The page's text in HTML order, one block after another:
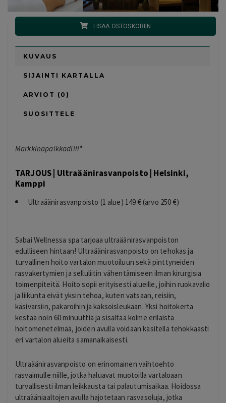
LISÄÄ OSTOSKORIIN
KUVAUS
SIJAINTI KARTALLA
ARVIOT (0)
SUOSITTELE
Markkinapaikkadiili*
TARJOUS | Ultraäänirasvanpoisto | Helsinki,
Kamppi
Ultraäänirasvanpoisto (1 alue) 149 € (arvo 250 €)
Sabai Wellnessa spa tarjoaa ultraäänirasvanpoiston
edulliseen hintaan! Ultraäänirasvanpoisto on tehokas ja
turvallinen hoito vartalon muotoiluun sekä pinttyneiden
rasvakertymien ja selluliitin vähentämiseen ilman kirurgisia
toimenpiteitä. Hoito sopii erityisesti alueille, joihin ruokavalio
ja liikunta eivät yksin tehoa, kuten vatsaan, reisiin,
käsivarsiin, pakaroihin ja kaksoisleukaan. Yksi hoitokerta
kestää noin 60 minuuttia ja sisältää kolme erilaista
hoitomenetelmää, joiden avulla voidaan käsitellä tehokkaasti
eri vartalon alueita samanaikaisesti.
Ultraäänirasvanpoisto on erinomainen vaihtoehto
rasvaimulle niille, jotka haluavat muotoilla vartaloaan
turvallisesti ilman leikkausta tai palautumisaikaa. Hoidossa
ultraääniaaltojen avulla hajotetaan rasvasoluja, jotka